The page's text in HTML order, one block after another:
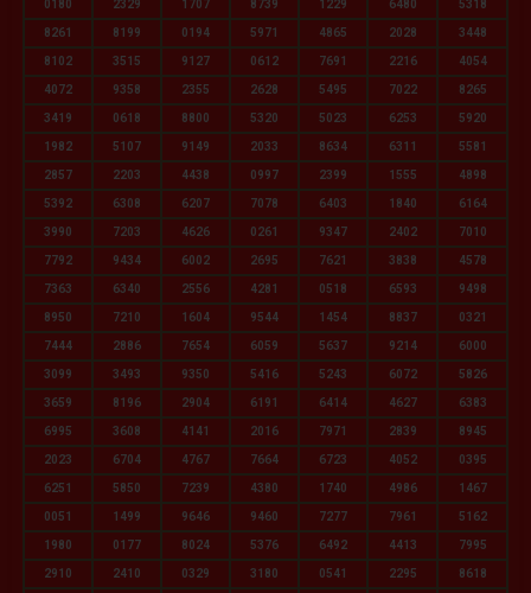
0180 2329 1707 8739 1229 6480 5318
8261 8199 0194 5971 4865 2028 3448
8102 3515 9127 0612 7691 2216 4054
4072 9358 2355 2628 5495 7022 8265
3419 0618 8800 5320 5023 6253 5920
1982 5107 9149 2033 8634 6311 5581
2857 2203 4438 0997 2399 1555 4898
5392 6308 6207 7078 6403 1840 6164
3990 7203 4626 0261 9347 2402 7010
7792 9434 6002 2695 7621 3838 4578
7363 6340 2556 4281 0518 6593 9498
8950 7210 1604 9544 1454 8837 0321
7444 2886 7654 6059 5637 9214 6000
3099 3493 9350 5416 5243 6072 5826
3659 8196 2904 6191 6414 4627 6383
6995 3608 4141 2016 7971 2839 8945
2023 6704 4767 7664 6723 4052 0395
6251 5850 7239 4380 1740 4986 1467
0051 1499 9646 9460 7277 7961 5162
1980 0177 8024 5376 6492 4413 7995
2910 2410 0329 3180 0541 2295 8618